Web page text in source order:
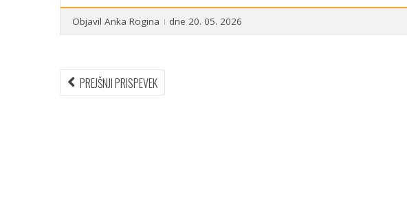
Objavil Anka Rogina dne 20. 05. 2026
Navigacija
PREJŠNJI PRISPEVEKPREVIOUS
ARTICLE: